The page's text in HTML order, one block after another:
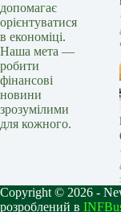
допомагає
орієнтуватися
в економіці.
Наша мета —
робити
фінансові
новини
зрозумілими
для кожного.
Copyright © 2026 -
розроблений в